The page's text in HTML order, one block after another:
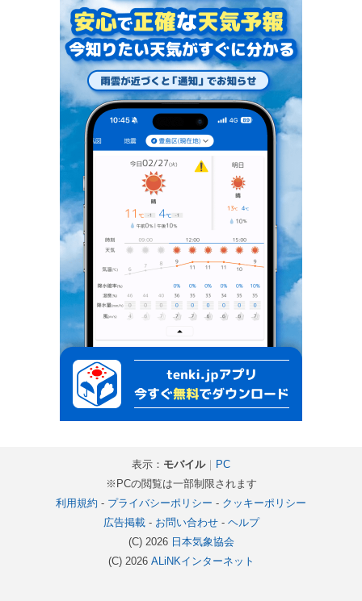
表示： モバイル｜ PC
※PCの閲覧は一部制限されます
利用規約 - プライバシーポリシー - クッキーポリシー
広告掲載- お問い合わせ- ヘルプ
(C) 2026 日本気象協会
(C) 2026 ALiNKインターネット